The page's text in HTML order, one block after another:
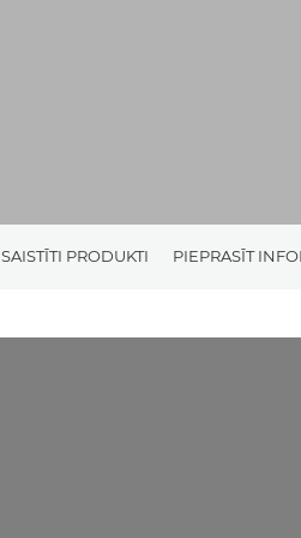
SAISTĪTI PRODUKTI PIEPRASĪT